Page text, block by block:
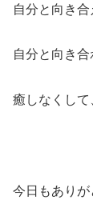
自分と向き合
自分と向き合
癒しなくして
今日もありが